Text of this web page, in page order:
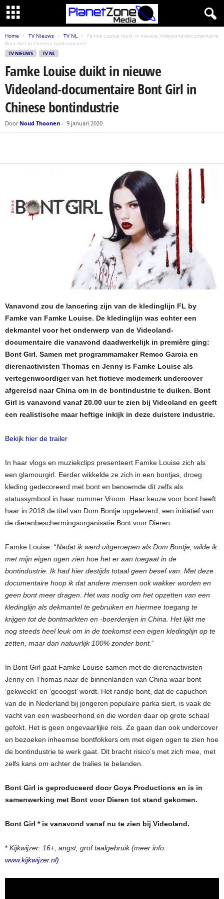
Home TV Nieuws TV NL
Famke Louise duikt in nieuwe Videoland-documentaire
Bont Girl in Chinese bontindustrie
TV NIEUWS TV NL
Famke Louise duikt in nieuwe
Videoland-documentaire Bont Girl in
Chinese bontindustrie
Door Noud Thoonen - 9 januari 2020
Vanavond zou de lancering zijn van de kledinglijn FL by
Famke van Famke Louise. De kledinglijn was echter een
dekmantel voor het onderwerp van de Videoland-
documentaire die vanavond daadwerkelijk in première ging:
Bont Girl. Samen met programmamaker Remco Garcia en
dierenactivisten Thomas en Jenny is Famke Louise als
vertegenwoordiger van het fictieve modemerk undercover
afgereisd naar China om in de bontindustrie te duiken. Bont
Girl is vanavond vanaf 20.00 uur te zien bij Videoland en geeft
een realistische maar heftige inkijk in deze duistere industrie.
Bekijk hier de trailer
In haar vlogs en muziekclips presenteert Famke Louise zich als
een glamourgirl. Eerder wikkelde ze zich in een bontjas, droeg
kleding gedecoreerd met bont en benoemde dit zelfs als
statussymbool in haar nummer Vroom. Haar keuze voor bont heeft
haar in 2018 de titel van Dom Bontje opgeleverd, een initiatief van
de dierenbeschermingsorganisatie Bont voor Dieren.
Famke Louise: “Nadat ik werd uitgeroepen als Dom Bontje, wilde ik
met mijn eigen ogen zien hoe het er aan toegaat in de
bontindustrie. Ik had hier destijds totaal geen besef van. Met deze
documentaire hoop ik dat andere mensen ook wakker worden en
geen bont meer dragen. Het was nodig om het opzetten van een
kledinglijn als dekmantel te gebruiken en hiermee toegang te
krijgen tot de bontmarkten en -boerderijen in China. Het lijkt me
nog steeds heel leuk om in de toekomst een eigen kledinglijn op te
zetten, maar dan natuurlijk 100% zonder bont.”
In Bont Girl gaat Famke Louise samen met de dierenactivisten
Jenny en Thomas naar de binnenlanden van China waar bont
‘gekweekt’ en ‘geoogst’ wordt. Het randje bont, dat de capuchon
van de in Nederland bij jongeren populaire parka siert, is vaak de
vacht van een wasbeerhond en die worden daar op grote schaal
gefokt. Het is geen ongevaarlijke reis. Ze gaan dan ook undercover
en bezoeken inheemse bontfokkers om met eigen ogen te zien hoe
de bontindustrie te werk gaat. Dit bracht risico’s met zich mee, met
zelfs kans om achter de tralies te belanden.
Bont Girl is geproduceerd door Goya Productions en is in
samenwerking met Bont voor Dieren tot stand gekomen.
Bont Girl * is vanavond vanaf nu te zien bij Videoland.
* Kijkwijzer: 16+, angst, grof taalgebruik (meer info:
www.kijkwijzer.nl)